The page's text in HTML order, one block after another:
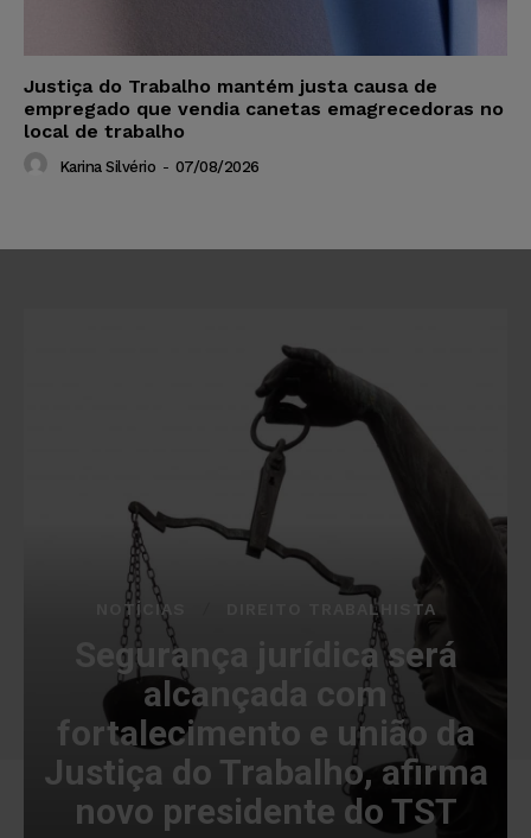
Justiça do Trabalho mantém justa causa de
empregado que vendia canetas emagrecedoras no
local de trabalho
Karina Silvério - 07/08/2026